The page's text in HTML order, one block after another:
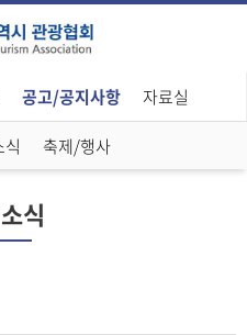
공고/공지사항 자료실
축제/행사
식